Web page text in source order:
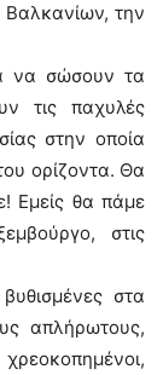
Βαλκανίων, την
να σώσουν τα
τις παχυλές
στην οποία
ορίζοντα. Θα
Εμείς θα πάμε
στις
στα
απλήρωτους,